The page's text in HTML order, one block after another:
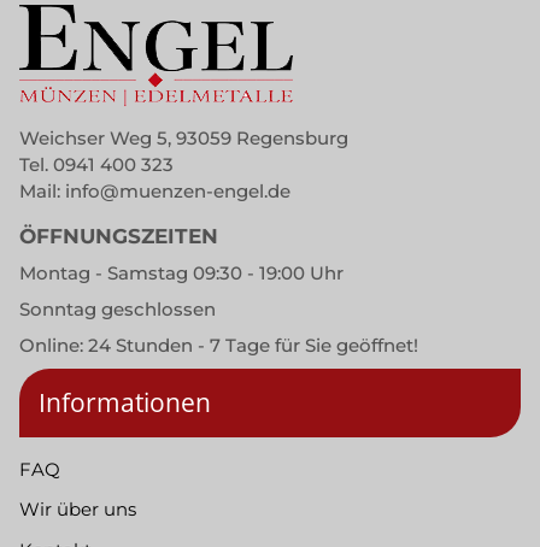
Weichser Weg 5, 93059 Regensburg
Tel. 0941 400 323
Mail: info@muenzen-engel.de
ÖFFNUNGSZEITEN
Montag - Samstag 09:30 - 19:00 Uhr
Sonntag geschlossen
Online: 24 Stunden - 7 Tage für Sie geöffnet!
Informationen
FAQ
Wir über uns